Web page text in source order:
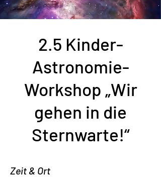
2.5 Kinder-
Astronomie-
Workshop „Wir
gehen in die
Sternwarte!“
Zeit & Ort